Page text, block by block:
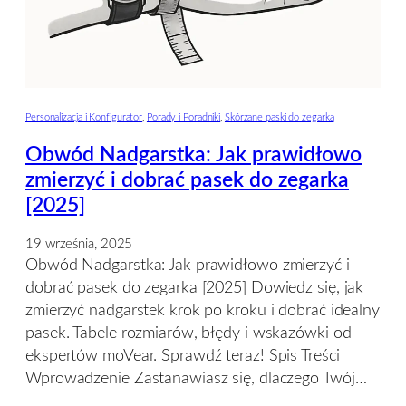
Personalizacja i Konfigurator, Porady i Poradniki, Skórzane paski do zegarka
Obwód Nadgarstka: Jak prawidłowo
zmierzyć i dobrać pasek do zegarka
[2025]
19 września, 2025
Obwód Nadgarstka: Jak prawidłowo zmierzyć i
dobrać pasek do zegarka [2025] Dowiedz się, jak
zmierzyć nadgarstek krok po kroku i dobrać idealny
pasek. Tabele rozmiarów, błędy i wskazówki od
ekspertów moVear. Sprawdź teraz! Spis Treści
Wprowadzenie Zastanawiasz się, dlaczego Twój…